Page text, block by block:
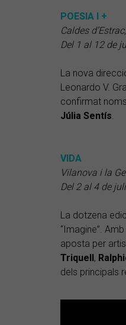
POESIA I +
Caldes
Del 1 al 12 de
La nova
Leonardo V.
confirmat
Júlia Sentís
VIDA
Vilanova i la
Del 2 al 4 de
La dotzena
“Imagine”.
aposta per
Triquell,
dels principals